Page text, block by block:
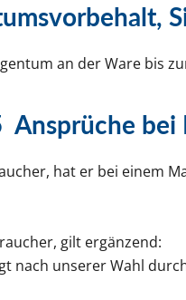
an der Ware bis
Ansprüche bei
hat er bei einem
gilt ergänzend:
nach unserer Wahl